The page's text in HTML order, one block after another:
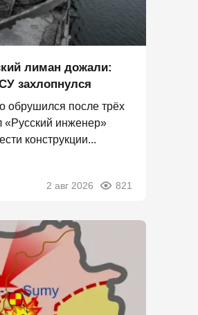
лиман дожали:
захлопнулся
обрушился после трёх
«Русский инженер»
конструкции...
2 авг 2026 821